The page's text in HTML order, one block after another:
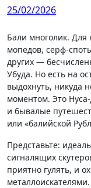
25/02/2026
Бали многолик. Для кого-то это бесконечное движение
мопедов, серф-
других —
Убуда. Но есть на
выдохнуть, никуда
моментом. Это
и бывалые
или «балийской
Представьте:
сигналящих
приятно гулять, и